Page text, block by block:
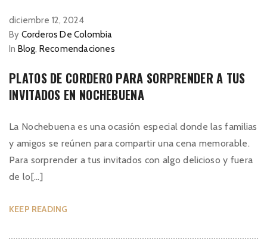
diciembre 12, 2024
By Corderos De Colombia
In Blog, Recomendaciones
PLATOS DE CORDERO PARA SORPRENDER A TUS
INVITADOS EN NOCHEBUENA
La Nochebuena es una ocasión especial donde las familias
y amigos se reúnen para compartir una cena memorable.
Para sorprender a tus invitados con algo delicioso y fuera
de lo[...]
KEEP READING